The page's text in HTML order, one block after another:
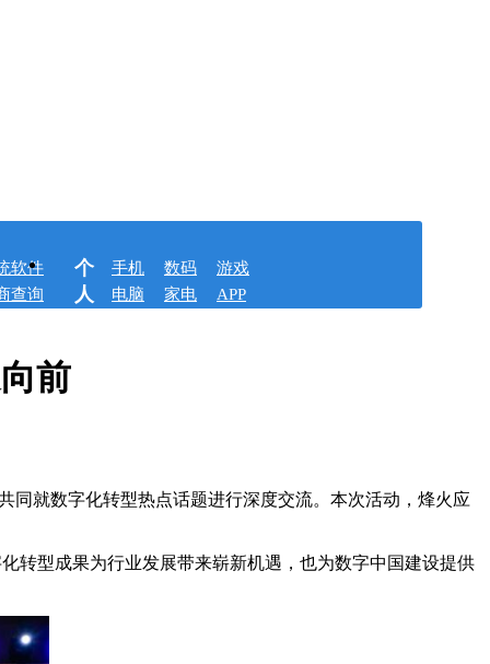
软件
查询
个
人
手机 数码
游戏
电脑
家电 APP
前
同就数字化转型热点话题进行深度交流。本次活动，烽火应
转型成果为行业发展带来崭新机遇，也为数字中国建设提供